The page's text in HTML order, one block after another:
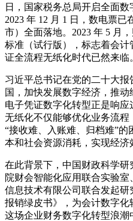
日，国家税务总局开启全面
2023 年 12 月 1 日，数电票已
市）全面落地。2023 年 5 月
标准（试行版），标志着会
证全流程无纸化时代已然来临
习近平总书记在党的二十大
国，加快发展数字经济，推动
电子凭证数字化转型正是响
无纸化不仅能够优化业务流
“接收难、入账难、归档难”
本和社会资源消耗，实现经济
在此背景下，中国财政科学
院财会智能化应用联合实验
信息技术有限公司联合发起
报销绿皮书》，为会计数字
这场企业财务数字化转型浪潮